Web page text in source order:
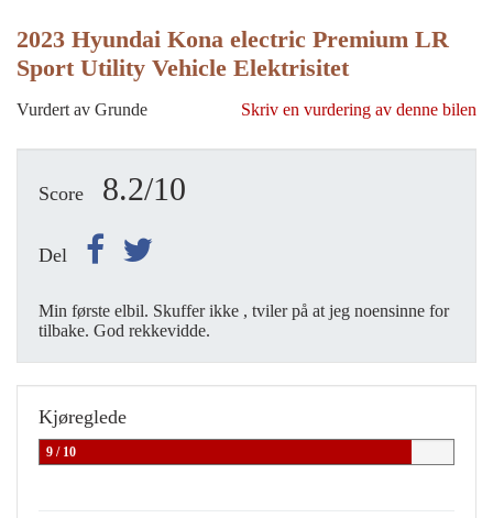
2023 Hyundai Kona electric Premium LR
Sport Utility Vehicle Elektrisitet
Vurdert av Grunde Skriv en vurdering av denne bilen
Score 8.2/10
Del
Min første elbil. Skuffer ikke , tviler på at jeg noensinne for
tilbake. God rekkevidde.
Kjøreglede
9 / 10